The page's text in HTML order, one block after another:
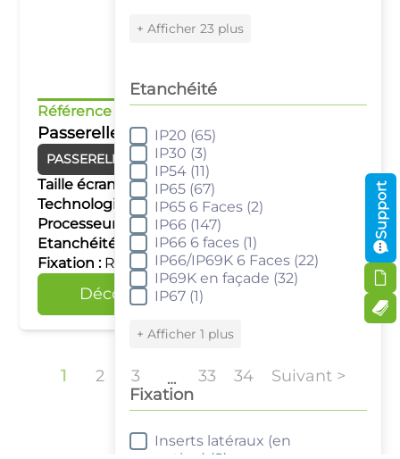
+ Afficher 23 plus
Etanchéité
Etanchéité
IP20 (65)
IP30 (3)
IP54 (11)
IP65 (67)
IP65 6 Faces (2)
IP66 (147)
IP66 6 faces (1)
IP66/IP69K 6 Faces (22)
IP69K en façade (32)
IP67 (1)
+ Afficher 1 plus
Fixation
Fixation
Inserts latéraux (en
Référence : cMT-CTRL01
Passerelle IIoT+Contrôleur Automate
PASSERELLES IIOT Contrôleurs IIOT
Taille écran :
–
Technologie tactile :–
Processeur :
Dual Core RISC
Etanchéité :
IP20
Fixation : Rail DIN
Découvrir
1 2 3 … 33 34 Suivant >
Support